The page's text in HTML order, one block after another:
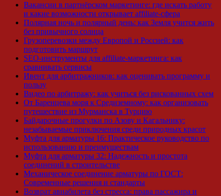
Вакансии в партнёрском маркетинге: где искать работу
и какие возможности открывает affiliate-сфера
Полярная ночь и полярный день: как Земля учится жить
без привычного солнца
Грузоперевозки между Европой и Россией: как
подготовить маршрут
SEO-инструменты для affiliate-маркетинга: как
сравнивать сервисы
Ивент для арбитражников: как оценивать программу и
пользу
Видео по арбитражу: как учиться без рискованных схем
От Баренцева моря к Средиземному: как организовать
путешествие из Мурманска в Турцию
Байдарочные прогулки по Азову и Кагальнику:
незабываемые приключения среди природных красот
Муфта для арматуры 16: Практическое руководство по
использованию и преимуществам
Муфта для арматуры 32: Надежность и простота
соединений в строительстве
Механическое соединение арматуры по ГОСТ:
Современные решения и стандарты
Возврат авиабилета без стресса: права пассажира и